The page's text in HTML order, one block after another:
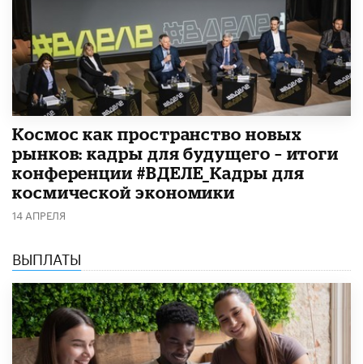
Космос как пространство новых
рынков: кадры для будущего – итоги
конференции #ВДЕЛЕ_Кадры для
космической экономики
14 АПРЕЛЯ
ВЫПЛАТЫ